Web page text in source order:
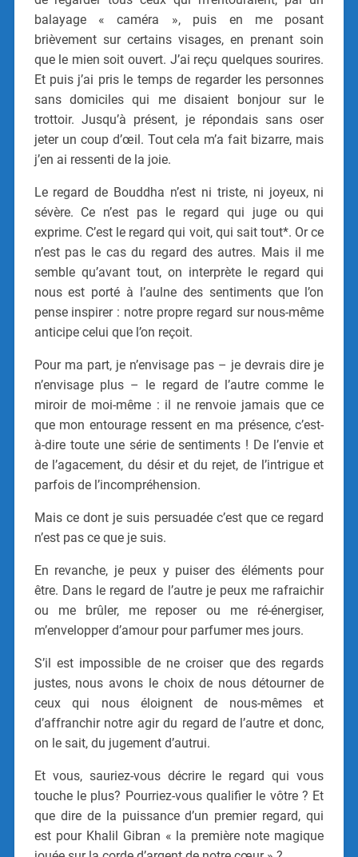
balayage « caméra », puis en me posant
brièvement sur certains visages, en prenant soin
que le mien soit ouvert. J’ai reçu quelques sourires.
Et puis j’ai pris le temps de regarder les personnes
sans domiciles qui me disaient bonjour sur le
trottoir. Jusqu’à présent, je répondais sans oser
jeter un coup d’œil. Tout cela m’a fait bizarre, mais
j’en ai ressenti de la joie.
Le regard de Bouddha n’est ni triste, ni joyeux, ni
sévère. Ce n’est pas le regard qui juge ou qui
exprime. C’est le regard qui voit, qui sait tout*. Or ce
n’est pas le cas du regard des autres. Mais il me
semble qu’avant tout, on interprète le regard qui
nous est porté à l’aulne des sentiments que l’on
pense inspirer : notre propre regard sur nous-même
anticipe celui que l’on reçoit.
Pour ma part, je n’envisage pas – je devrais dire je
n’envisage plus – le regard de l’autre comme le
miroir de moi-même : il ne renvoie jamais que ce
que mon entourage ressent en ma présence, c’est-
à-dire toute une série de sentiments ! De l’envie et
de l’agacement, du désir et du rejet, de l’intrigue et
parfois de l’incompréhension.
Mais ce dont je suis persuadée c’est que ce regard
n’est pas ce que je suis.
En revanche, je peux y puiser des éléments pour
être. Dans le regard de l’autre je peux me rafraichir
ou me brûler, me reposer ou me ré-énergiser,
m’envelopper d’amour pour parfumer mes jours.
S’il est impossible de ne croiser que des regards
justes, nous avons le choix de nous détourner de
ceux qui nous éloignent de nous-mêmes et
d’affranchir notre agir du regard de l’autre et donc,
on le sait, du jugement d’autrui.
Et vous, sauriez-vous décrire le regard qui vous
touche le plus? Pourriez-vous qualifier le vôtre ? Et
que dire de la puissance d’un premier regard, qui
est pour Khalil Gibran « la première note magique